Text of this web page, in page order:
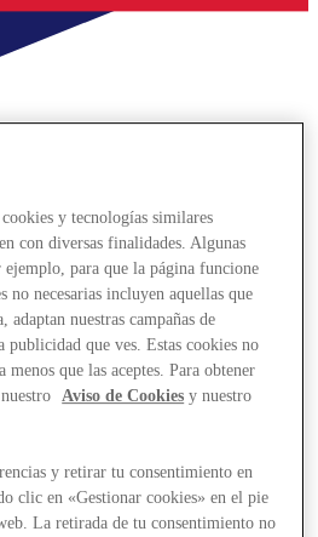
y tecnologías similares
con diversas finalidades. Algunas
ejemplo, para que la página funcione
no necesarias incluyen aquellas que
adaptan nuestras campañas de
publicidad que ves. Estas cookies no
menos que las aceptes. Para obtener
Aviso de Cookies y nuestro
y retirar tu consentimiento en
clic en «Gestionar cookies» en el pie
La retirada de tu consentimiento no